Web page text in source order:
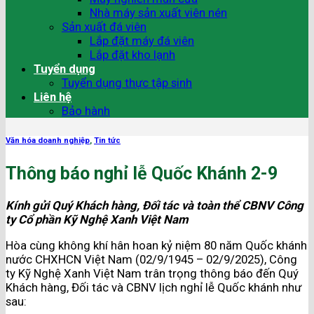
Nhà máy sản xuất viên nén
Sản xuất đá viên
Lắp đặt máy đá viên
Lắp đặt kho lạnh
Tuyển dụng
Tuyển dụng thực tập sinh
Liên hệ
Bảo hành
Văn hóa doanh nghiệp, Tin tức
Thông báo nghỉ lễ Quốc Khánh 2-9
Kính gửi Quý Khách hàng, Đối tác và toàn thể CBNV Công
ty Cổ phần Kỹ Nghệ Xanh Việt Nam
Hòa cùng không khí hân hoan kỷ niệm 80 năm Quốc khánh
nước CHXHCN Việt Nam (02/9/1945 – 02/9/2025), Công
ty Kỹ Nghệ Xanh Việt Nam trân trọng thông báo đến Quý
Khách hàng, Đối tác và CBNV lịch nghỉ lễ Quốc khánh như
sau: